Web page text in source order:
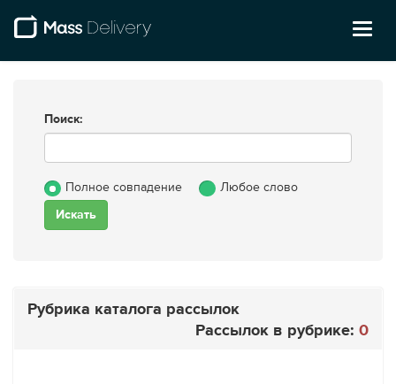
Поиск:
Полное совпадение Любое слово
Рубрика каталога рассылок
Рассылок в рубрике: 0